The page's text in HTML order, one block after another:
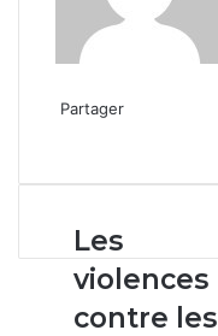
Partager
email
Les
violences
contre
les
Les
violences
contre les